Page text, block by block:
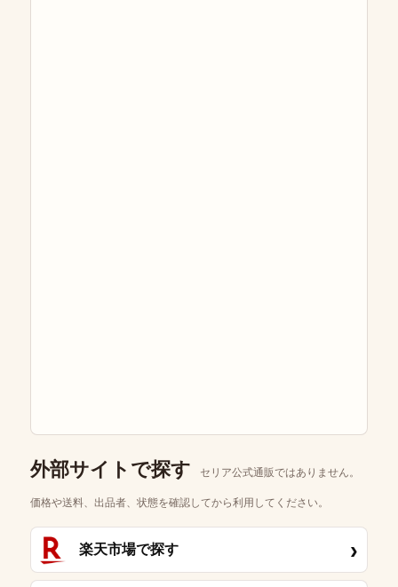
外部サイトで探す セリア公式通販ではありません。
価格や送料、出品者、状態を確認してから利用してください。
楽天市場で探す ›